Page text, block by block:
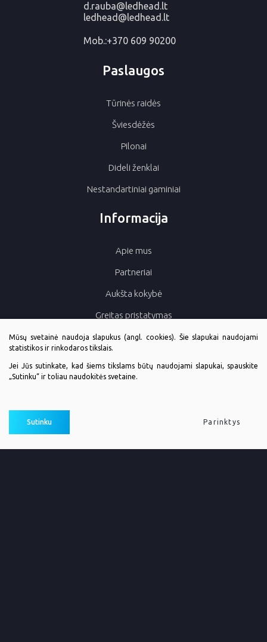
d.rauba@ledhead.lt
ledhead@ledhead.lt
Mob.:+370 609 90200
Paslaugos
Tūrinės raidės
Šviesdėžės
Pilonai
Dideli ženklai
Nestandartiniai gaminiai
Informacija
Apie mus
Partneriai
Aukšta kokybė
Greitas pristatymas
Rūpinimasis gamtos aplinka
Mūsų svetainė naudoja slapukus (angl. cookies). Šie slapukai naudojami
statistikos ir rinkodaros tikslais.
Jei Jūs sutinkate, kad šiems tikslams būtų naudojami slapukai, spauskite
„Sutinku“ ir toliau naudokitės svetaine.
Sutinku Parinktys